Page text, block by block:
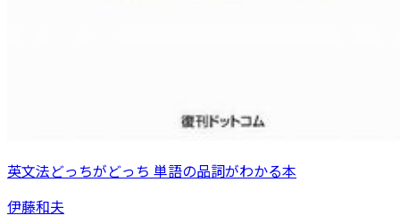
英文法どっちがどっち 単語の品詞がわかる本
伊藤和夫